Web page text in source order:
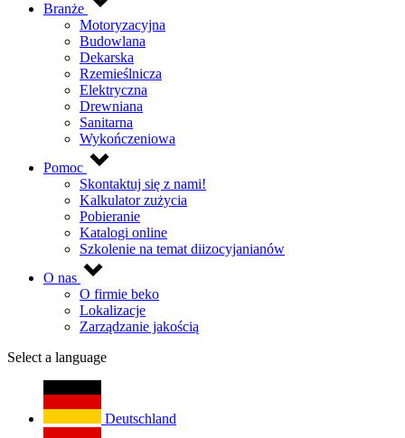
Branże
Motoryzacyjna
Budowlana
Dekarska
Rzemieślnicza
Elektryczna
Drewniana
Sanitarna
Wykończeniowa
Pomoc
Skontaktuj się z nami!
Kalkulator zużycia
Pobieranie
Katalogi online
Szkolenie na temat diizocyjanianów
O nas
O firmie beko
Lokalizacje
Zarządzanie jakością
Select a language
Deutschland